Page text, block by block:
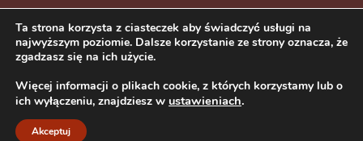
w Tarnowie. Wszelkie prawa zastrzeżone.
Ta strona korzysta z ciasteczek aby świadczyć usługi na
najwyższym poziomie. Dalsze korzystanie ze strony oznacza, że
zgadzasz się na ich użycie.
Więcej informacji o plikach cookie, z których korzystamy lub o
ich wyłączeniu, znajdziesz w ustawieniach.
Akceptuj